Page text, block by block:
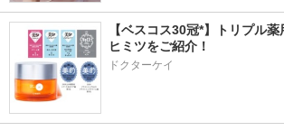
【ベスコス30冠*】トリプル
ヒミツをご紹介！
ドクターケイ